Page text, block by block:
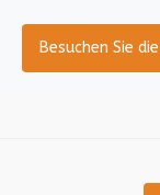
Besuchen Sie